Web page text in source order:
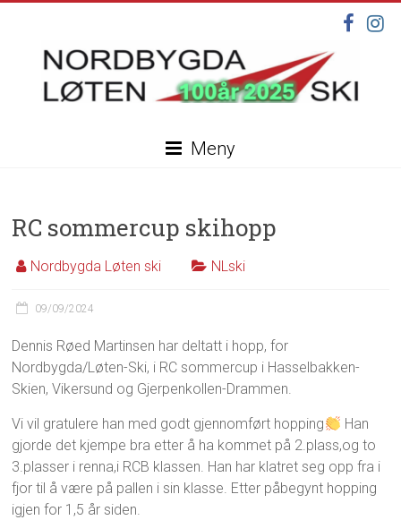
content
Velkommen
vår
hjemmeside,
oppdatering
Meny
RC sommercup skihopp
Nordbygda Løten ski NLski
09/09/2024
Dennis Røed Martinsen har deltatt i hopp, for
Nordbygda/Løten-Ski, i RC sommercup i Hasselbakken-
Skien, Vikersund og Gjerpenkollen-Drammen.
Vi vil gratulere han med godt gjennomført hopping
Han
gjorde det kjempe bra etter å ha kommet på 2.plass,og to
3.plasser i renna,i RCB klassen. Han har klatret seg opp fra i
fjor til å være på pallen i sin klasse. Etter påbegynt hopping
igjen for 1,5 år siden.